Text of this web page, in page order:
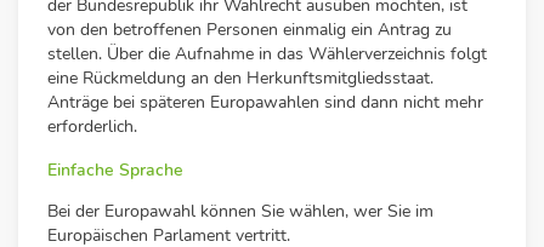
der Bundesrepublik ihr Wahlrecht ausüben möchten, ist
von den betroffenen Personen einmalig ein Antrag zu
stellen. Über die Aufnahme in das Wählerverzeichnis folgt
eine Rückmeldung an den Herkunftsmitgliedsstaat.
Anträge bei späteren Europawahlen sind dann nicht mehr
erforderlich.
Einfache Sprache
Bei der Europawahl können Sie wählen, wer Sie im
Europäischen Parlament vertritt.